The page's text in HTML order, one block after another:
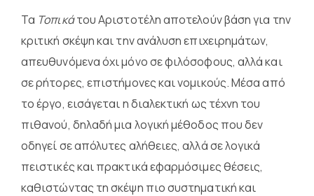
Τα Τοπικάτου Αριστοτέλη αποτελούν βάση για την
κριτική σκέψη και την ανάλυση επιχειρημάτων,
απευθυνόμενα όχι μόνο σε φιλόσοφους, αλλά και
σε ρήτορες, επιστήμονες και νομικούς. Μέσα από
το έργο, εισάγεται η διαλεκτική ως τέχνη του
πιθανού, δηλαδή μια λογική μέθοδος που δεν
οδηγεί σε απόλυτες αλήθειες, αλλά σε λογικά
πειστικές και πρακτικά εφαρμόσιμες θέσεις,
καθιστώντας τη σκέψη πιο συστηματική και